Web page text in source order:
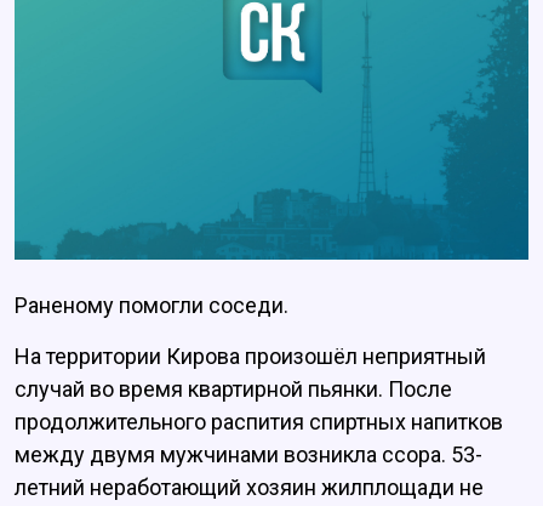
Раненому помогли соседи.
На территории Кирова произошёл неприятный
случай во время квартирной пьянки. После
продолжительного распития спиртных напитков
между двумя мужчинами возникла ссора. 53-
летний неработающий хозяин жилплощади не